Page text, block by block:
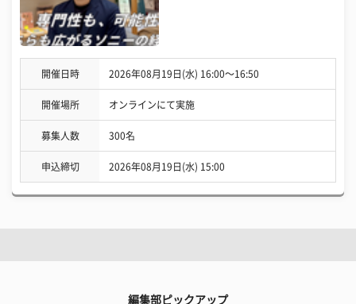
開催日時 2026年08月19日(水) 16:00〜16:50
開催場所 オンラインにて実施
募集人数 300名
申込締切 2026年08月19日(水) 15:00
編集部ピックアップ